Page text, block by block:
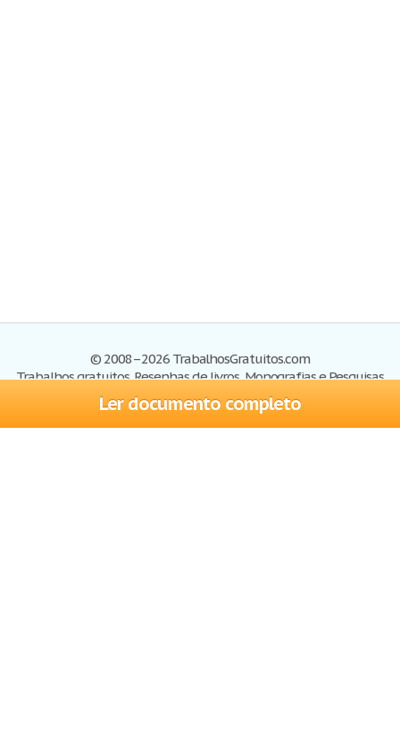
Ler documento completo
© 2008–2026 TrabalhosGratuitos.com
Trabalhos gratuitos, Resenhas de livros, Monografias e Pesquisas